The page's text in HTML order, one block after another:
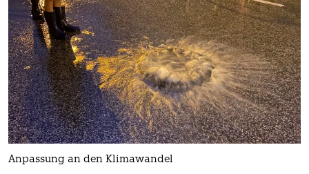
Anpassung an den Klimawandel